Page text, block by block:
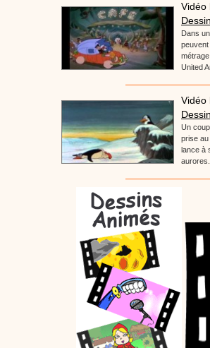
Vidéo
Dans
United
Vidéo
Un
prise
lance à
aurores...